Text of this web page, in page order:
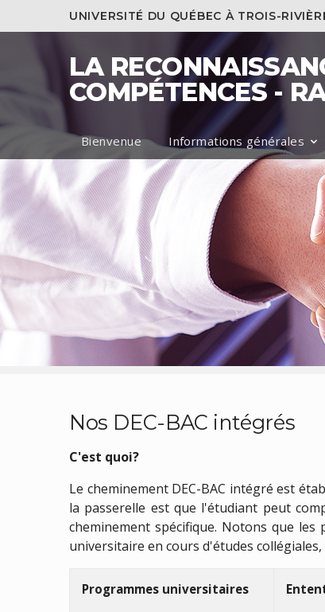
UNIVERSITÉ DU QUÉBEC À TROIS-
LA
COMPÉTENCES -
Bienvenue Informations générales
Nos DEC-BAC intégrés
C'est quoi?
Le cheminement DEC-BAC intégré est
la passerelle est que l'étudiant peut
cheminement spécifique. Notons que
universitaire en cours d'études
Programmes universitaires